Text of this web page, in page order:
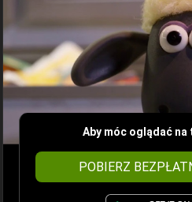
Aby móc oglądać na
POBIERZ